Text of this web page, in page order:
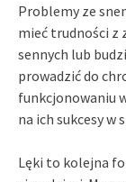
Problemy ze
mieć trudności z
sennych lub
prowadzić do
funkcjonowaniu
na ich sukcesy w
Lęki to kolejna